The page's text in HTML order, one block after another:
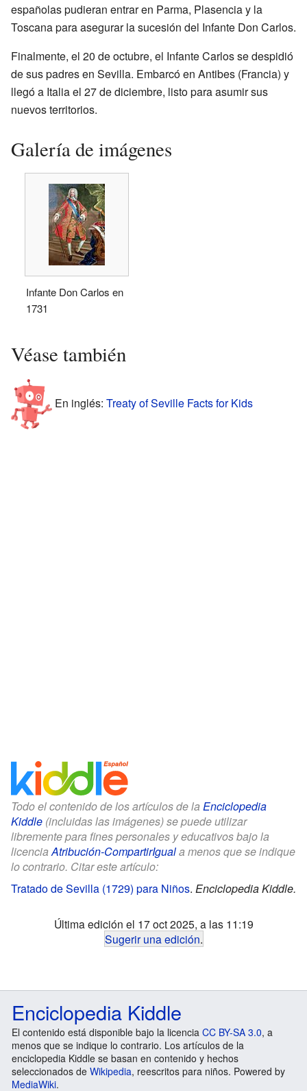
españolas pudieran entrar en Parma, Plasencia y la
Toscana para asegurar la sucesión del Infante Don Carlos.
Finalmente, el 20 de octubre, el Infante Carlos se despidió
de sus padres en Sevilla. Embarcó en Antibes (Francia) y
llegó a Italia el 27 de diciembre, listo para asumir sus
nuevos territorios.
Galería de imágenes
Infante Don Carlos en
1731
Véase también
En inglés: Treaty of Seville Facts for Kids
Todo el contenido de los artículos de la Enciclopedia
Kiddle (incluidas las imágenes) se puede utilizar
libremente para fines personales y educativos bajo la
licenciaAtribución-CompartirIguala menos que se indique
lo contrario. Citar este artículo:
Tratado de Sevilla (1729) para Niños. Enciclopedia Kiddle.
Última edición el 17 oct 2025, a las 11:19
Sugerir una edición.
Enciclopedia Kiddle
El contenido está disponible bajo la licencia CC BY-SA 3.0, a
menos que se indique lo contrario. Los artículos de la
enciclopedia Kiddle se basan en contenido y hechos
seleccionados de Wikipedia, reescritos para niños. Powered by
MediaWiki.